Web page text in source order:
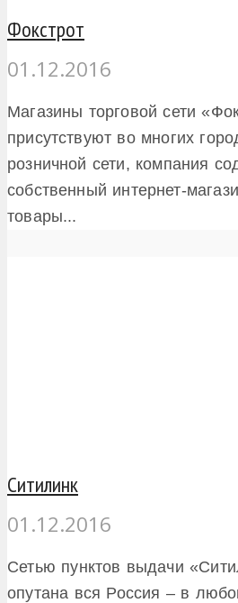
Фокстрот
01.12.2016
Магазины торговой сети
присутствуют во многих
розничной сети, компания
собственный интернет-
товары...
Ситилинк
01.12.2016
Сетью пунктов выдачи
опутана вся Россия – в